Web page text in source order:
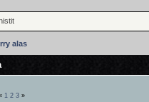
alas
1 2 3 »